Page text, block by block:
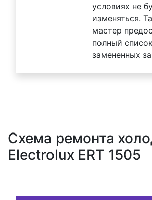
условиях не
изменяться.
мастер
полный список
замененных
Схема ремонта
Electrolux ERT 1505